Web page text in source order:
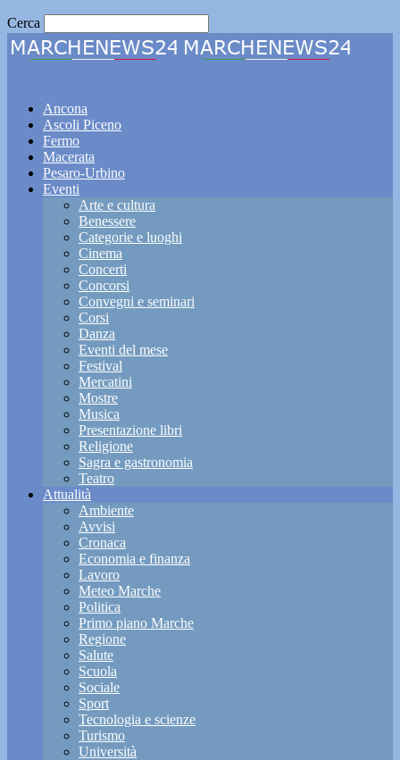
Cerca
Ancona
Ascoli Piceno
Fermo
Macerata
Pesaro-Urbino
Eventi
Arte e cultura
Benessere
Categorie e luoghi
Cinema
Concerti
Concorsi
Convegni e seminari
Corsi
Danza
Eventi del mese
Festival
Mercatini
Mostre
Musica
Presentazione libri
Religione
Sagra e gastronomia
Teatro
Attualità
Ambiente
Avvisi
Cronaca
Economia e finanza
Lavoro
Meteo Marche
Politica
Primo piano Marche
Regione
Salute
Scuola
Sociale
Sport
Tecnologia e scienze
Turismo
Università